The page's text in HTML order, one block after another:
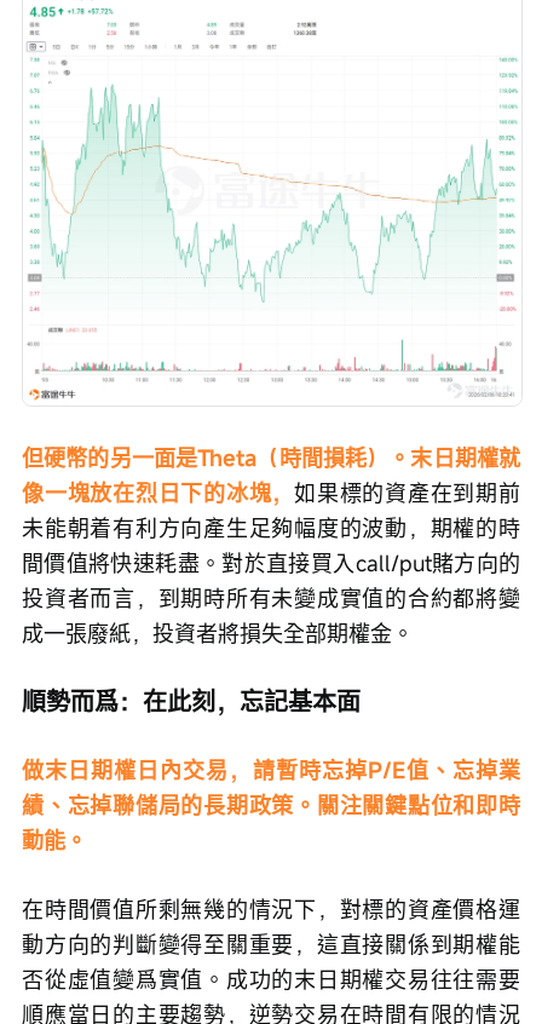
但硬幣的另一面是Theta（時間損耗）。末日期權就
像一塊放在烈日下的冰塊，如果標的資產在到期前
未能朝着有利方向產生足夠幅度的波動，期權的時
間價值將快速耗盡。對於直接買入call/put賭方向的
投資者而言，到期時所有未變成實值的合約都將變
成一張廢紙，投資者將損失全部期權金。
順勢而爲：在此刻，忘記基本面
做末日期權日內交易，請暫時忘掉P/E值、忘掉業
績、忘掉聯儲局的長期政策。關注關鍵點位和即時
動能。
在時間價值所剩無幾的情況下，對標的資產價格運
動方向的判斷變得至關重要，這直接關係到期權能
否從虛值變爲實值。成功的末日期權交易往往需要
順應當日的主要趨勢，逆勢交易在時間有限的情況